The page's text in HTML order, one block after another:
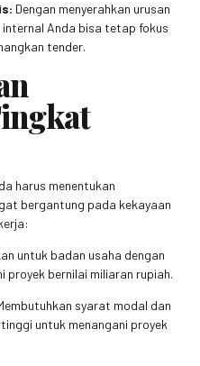
Dengan menyerahkan urusan
Anda bisa tetap fokus
tender.
harus menentukan
bergantung pada kekayaan
untuk badan usaha dengan
proyek bernilai miliaran rupiah.
syarat modal dan
untuk menangani proyek